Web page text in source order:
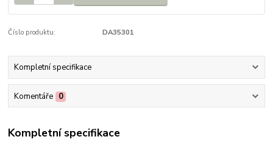
Číslo produktu: DA35301
Kompletní specifikace
Komentáře 0
Kompletní specifikace